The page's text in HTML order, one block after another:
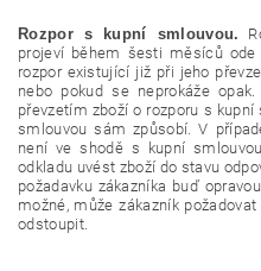
Rozpor s kupní smlouvou.
projeví během šesti měsíců ode
rozpor existující již při jeho
nebo pokud se neprokáže
převzetím zboží o rozporu s
smlouvou sám způsobí. V
není ve shodě s kupní
odkladu uvést zboží do stavu
požadavku zákazníka buď
možné, může zákazník
odstoupit.